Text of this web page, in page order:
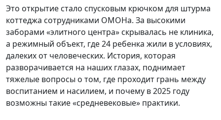
Это открытие стало спусковым крючком для штурма
коттеджа сотрудниками ОМОНа. За высокими
заборами «элитного центра» скрывалась не клиника,
а режимный объект, где 24 ребенка жили в условиях,
далеких от человеческих. История, которая
разворачивается на наших глазах, поднимает
тяжелые вопросы о том, где проходит грань между
воспитанием и насилием, и почему в 2025 году
возможны такие «средневековые» практики.